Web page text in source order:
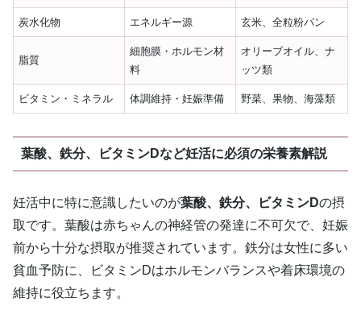
炭水化物 エネルギー源 玄米、全粒粉パン
脂質
細胞膜・ホルモン材
料
オリーブオイル、ナ
ッツ類
ビタミン・ミネラル 体調維持・妊娠準備 野菜、果物、海藻類
葉酸、鉄分、ビタミンDなど妊活に必須の栄養素解説
妊活中に特に意識したいのが葉酸、鉄分、ビタミンDの摂
取です。葉酸は赤ちゃんの神経管の発達に不可欠で、妊娠
前から十分な摂取が推奨されています。鉄分は女性に多い
貧血予防に、ビタミンDはホルモンバランスや着床環境の
維持に役立ちます。